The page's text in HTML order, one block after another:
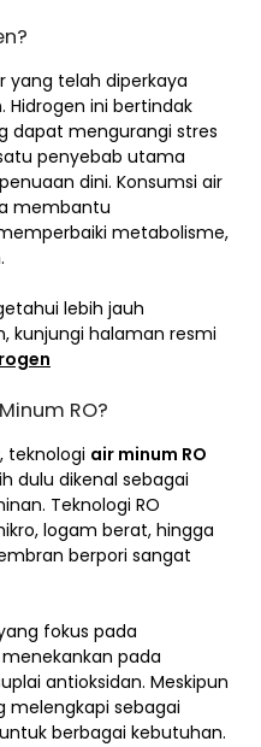
yang telah diperkaya
Hidrogen ini bertindak
dapat mengurangi stres
penyebab utama
dini. Konsumsi air
membantu
metabolisme,
lebih jauh
kunjungi halaman resmi
RO?
teknologi air minum RO
dulu dikenal sebagai
Teknologi RO
logam berat, hingga
berpori sangat
fokus pada
pada
antioksidan. Meskipun
melengkapi sebagai
berbagai kebutuhan.